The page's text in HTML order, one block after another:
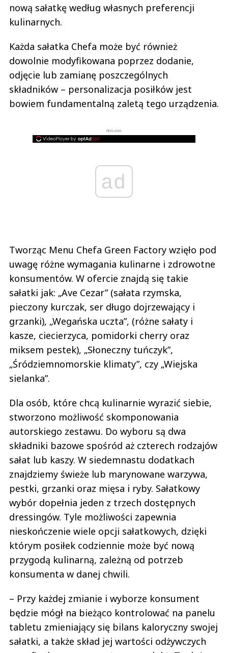
nową sałatkę według własnych preferencji
kulinarnych.
Każda sałatka Chefa może być również
dowolnie modyfikowana poprzez dodanie,
odjęcie lub zamianę poszczególnych
składników – personalizacja posiłków jest
bowiem fundamentalną zaletą tego urządzenia.
REKLAMA
ad
Tworząc Menu Chefa Green Factory wzięło pod
uwagę różne wymagania kulinarne i zdrowotne
konsumentów. W ofercie znajdą się takie
sałatki jak: „Ave Cezar” (sałata rzymska,
pieczony kurczak, ser długo dojrzewający i
grzanki), „Wegańska uczta”, (różne sałaty i
kasze, ciecierzyca, pomidorki cherry oraz
miksem pestek), „Słoneczny tuńczyk”,
„Śródziemnomorskie klimaty”, czy „Wiejska
sielanka”.
Dla osób, które chcą kulinarnie wyrazić siebie,
stworzono możliwość skomponowania
autorskiego zestawu. Do wyboru są dwa
składniki bazowe spośród aż czterech rodzajów
sałat lub kaszy. W siedemnastu dodatkach
znajdziemy świeże lub marynowane warzywa,
pestki, grzanki oraz mięsa i ryby. Sałatkowy
wybór dopełnia jeden z trzech dostępnych
dressingów. Tyle możliwości zapewnia
nieskończenie wiele opcji sałatkowych, dzięki
którym posiłek codziennie może być nową
przygodą kulinarną, zależną od potrzeb
konsumenta w danej chwili.
– Przy każdej zmianie i wyborze konsument
będzie mógł na bieżąco kontrolować na panelu
tabletu zmieniający się bilans kaloryczny swojej
sałatki, a także skład jej wartości odżywczych